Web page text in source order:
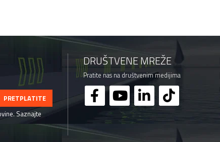
Saznajte
DRUŠTVENE MREŽE
Pratite nas na društvenim medijima